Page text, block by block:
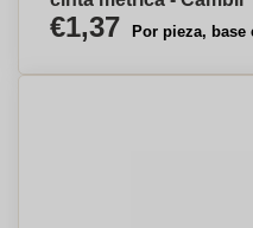
€1,37 Por pieza, base